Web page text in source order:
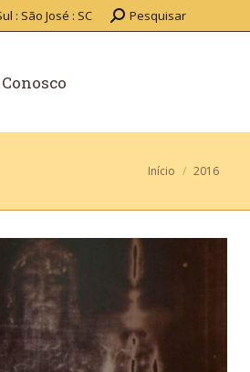
: São José : SC Pesquisar
Você está
Início 2016